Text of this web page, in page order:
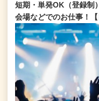
短期・単発OK（登録制
会場などでのお仕事！